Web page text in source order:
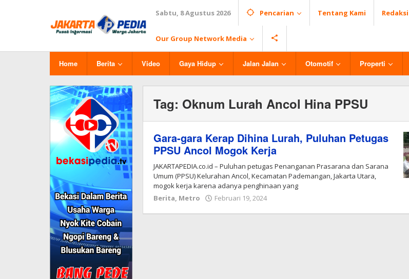
Sabtu, 8 Agustus 2026 Pencarian Tentang Kami Redaksi
Our Group Network Media
Home Berita Video Gaya Hidup Jalan Jalan Otomotif Properti
Tag: Oknum Lurah Ancol Hina PPSU
Gara-gara Kerap Dihina Lurah, Puluhan Petugas
PPSU Ancol Mogok Kerja
JAKARTAPEDIA.co.id – Puluhan petugas Penanganan Prasarana dan Sarana
Umum (PPSU) Kelurahan Ancol, Kecamatan Pademangan, Jakarta Utara,
mogok kerja karena adanya penghinaan yang
Berita, Metro Februari 19, 2024